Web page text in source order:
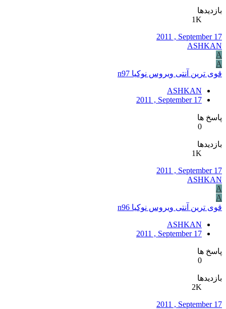
بازدیدها
1K
2011 , September 17
ASHKAN
A
A
قوی ترین آنتی ویروس نوکیا n97
ASHKAN
2011 , September 17
پاسخ ها
0
بازدیدها
1K
2011 , September 17
ASHKAN
A
A
قوی ترین آنتی ویروس نوکیا n96
ASHKAN
2011 , September 17
پاسخ ها
0
بازدیدها
2K
2011 , September 17